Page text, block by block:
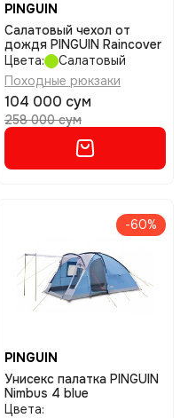
PINGUIN
Салатовый чехол от
дождя PINGUIN Raincover
Цвета:
Салатовый
Походные рюкзаки
104 000 сум
258 000 сум
-60%
PINGUIN
Унисекс палатка PINGUIN
Nimbus 4 blue
Цвета: